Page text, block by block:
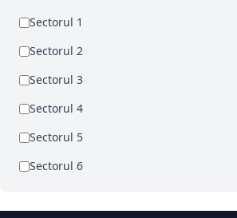
Sectorul 1
Sectorul 2
Sectorul 3
Sectorul 4
Sectorul 5
Sectorul 6